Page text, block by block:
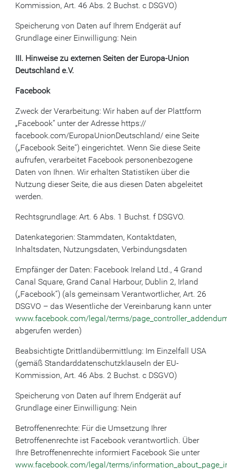
Kommission, Art. 46 Abs. 2 Buchst. c DSGVO)
Speicherung von Daten auf Ihrem Endgerät auf
Grundlage einer Einwilligung: Nein
III. Hinweise zu externen Seiten der Europa-Union
Deutschland e.V.
Facebook
Zweck der Verarbeitung: Wir haben auf der Plattform
„Facebook“ unter der Adresse https://
facebook.com/EuropaUnionDeutschland/ eine Seite
(„Facebook Seite“) eingerichtet. Wenn Sie diese Seite
aufrufen, verarbeitet Facebook personenbezogene
Daten von Ihnen. Wir erhalten Statistiken über die
Nutzung dieser Seite, die aus diesen Daten abgeleitet
werden.
Rechtsgrundlage: Art. 6 Abs. 1 Buchst. f DSGVO.
Datenkategorien: Stammdaten, Kontaktdaten,
Inhaltsdaten, Nutzungsdaten, Verbindungsdaten
Empfänger der Daten: Facebook Ireland Ltd., 4 Grand
Canal Square, Grand Canal Harbour, Dublin 2, Irland
(„Facebook“) (als gemeinsam Verantwortlicher, Art. 26
DSGVO – das Wesentliche der Vereinbarung kann unter
www.facebook.com/legal/terms/
abgerufen werden)
Beabsichtigte Drittlandübermittlung: Im Einzelfall USA
(gemäß Standarddatenschutzklauseln der EU-
Kommission, Art. 46 Abs. 2 Buchst. c DSGVO)
Speicherung von Daten auf Ihrem Endgerät auf
Grundlage einer Einwilligung: Nein
Betroffenenrechte: Für die Umsetzung Ihrer
Betroffenenrechte ist Facebook verantwortlich. Über
Ihre Betroffenenrechte informiert Facebook Sie unter
www.facebook.com/legal/terms/